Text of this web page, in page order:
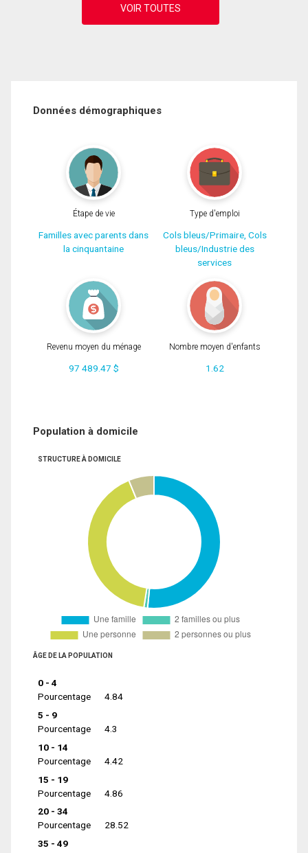
Données démographiques
Étape de vie
Familles avec parents dans
la cinquantaine
Type d'emploi
Cols bleus/Primaire, Cols
bleus/Industrie des
services
Revenu moyen du ménage
97 489.47 $
Nombre moyen d'enfants
1.62
Population à domicile
STRUCTURE À DOMICILE
ÂGE DE LA POPULATION
0 - 4
Pourcentage
4.84
5 - 9
Pourcentage
4.3
10 - 14
Pourcentage
4.42
15 - 19
Pourcentage
4.86
20 - 34
Pourcentage
28.52
35 - 49